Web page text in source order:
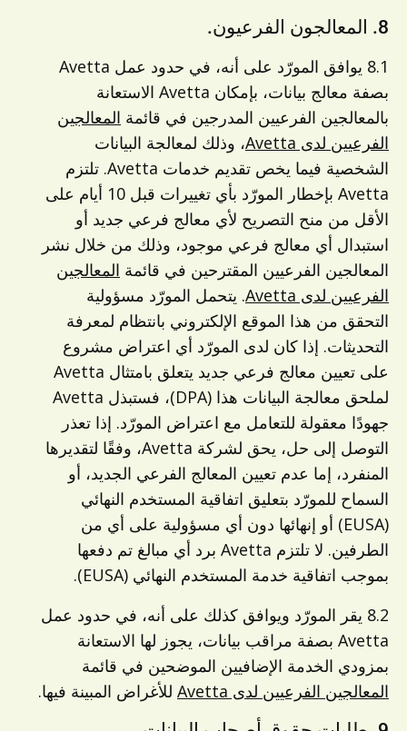
8. المعالجون الفرعيون.
8.1 يوافق المورّد على أنه، في حدود عمل Avetta
بصفة معالج بيانات، بإمكان Avetta الاستعانة
بالمعالجين الفرعيين المدرجين في قائمة المعالجين
الفرعيين لدى Avetta
، وذلك لمعالجة البيانات
الشخصية فيما يخص تقديم خدمات Avetta. تلتزم
Avetta بإخطار المورّد بأي تغييرات قبل 10 أيام على
الأقل من منح التصريح لأي معالج فرعي جديد أو
استبدال أي معالج فرعي موجود، وذلك من خلال نشر
المعالجين الفرعيين المقترحين في قائمة المعالجين
الفرعيين لدى Avetta
. يتحمل المورّد مسؤولية
التحقق من هذا الموقع الإلكتروني بانتظام لمعرفة
التحديثات. إذا كان لدى المورّد أي اعتراض مشروع
على تعيين معالج فرعي جديد يتعلق بامتثال Avetta
لملحق معالجة البيانات هذا (DPA)، فستبذل Avetta
جهودًا معقولة للتعامل مع اعتراض المورّد. إذا تعذر
التوصل إلى حل، يحق لشركة Avetta، وفقًا لتقديرها
المنفرد، إما عدم تعيين المعالج الفرعي الجديد، أو
السماح للمورّد بتعليق اتفاقية المستخدم النهائي
(EUSA) أو إنهائها دون أي مسؤولية على أي من
الطرفين. لا تلتزم Avetta برد أي مبالغ تم دفعها
بموجب اتفاقية خدمة المستخدم النهائي (EUSA).
8.2 يقر المورّد ويوافق كذلك على أنه، في حدود عمل
Avetta بصفة مراقب بيانات، يجوز لها الاستعانة
بمزودي الخدمة الإضافيين الموضحين في قائمة
المعالجين الفرعيين لدى Avetta
للأغراض المبينة فيها.